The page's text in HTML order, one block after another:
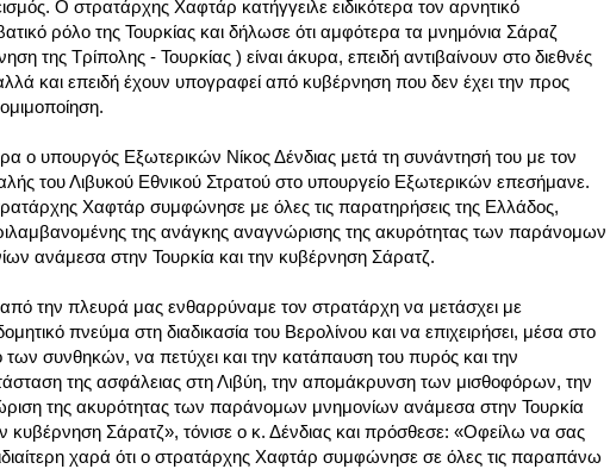
Ο στρατάρχης Χαφτάρ κατήγγειλε ειδικότερα τον αρνητικό
ρόλο της Τουρκίας και δήλωσε ότι αμφότερα τα μνημόνια Σάραζ
της Τρίπολης - Τουρκίας ) είναι άκυρα, επειδή αντιβαίνουν στο διεθνές
και επειδή έχουν υπογραφεί από κυβέρνηση που δεν έχει την προς
ο υπουργός Εξωτερικών Νίκος Δένδιας μετά τη συνάντησή του με τον
του Λιβυκού Εθνικού Στρατού στο υπουργείο Εξωτερικών επεσήμανε.
Χαφτάρ συμφώνησε με όλες τις παρατηρήσεις της Ελλάδος,
της ανάγκης αναγνώρισης της ακυρότητας των παράνομων
ανάμεσα στην Τουρκία και την κυβέρνηση Σάρατζ.
από την πλευρά μας ενθαρρύναμε τον στρατάρχη να μετάσχει με
πνεύμα στη διαδικασία του Βερολίνου και να επιχειρήσει, μέσα στο
των συνθηκών, να πετύχει και την κατάπαυση του πυρός και την
της ασφάλειας στη Λιβύη, την απομάκρυνση των μισθοφόρων, την
της ακυρότητας των παράνομων μνημονίων ανάμεσα στην Τουρκία
κυβέρνηση Σάρατζ», τόνισε ο κ. Δένδιας και πρόσθεσε: «Οφείλω να σας
χαρά ότι ο στρατάρχης Χαφτάρ συμφώνησε σε όλες τις παραπάνω